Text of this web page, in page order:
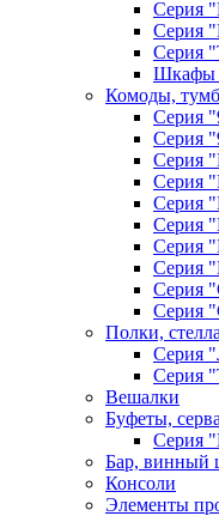
Серия
Серия
Серия
Шкафы
Комоды,
Серия
Серия
Серия
Серия
Серия
Серия
Серия
Серия
Серия
Серия
Полки,
Серия
Серия
Вешалки
Буфеты,
Серия
Бар, винный
Консоли
Элементы